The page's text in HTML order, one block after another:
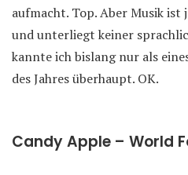
aufmacht. Top. Aber Musik
und unterliegt keiner
kannte ich bislang nur als
des Jahres überhaupt. OK.
Candy Apple – World